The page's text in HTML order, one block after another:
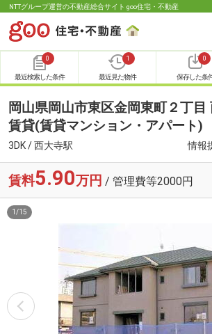
NTTグループ運営の不動産総合サイト goo住宅・不動産
0
最近検索した条件
1
最近見た物件
0
保存した条
岡山県岡山市東区金岡東町２丁目
賃貸(賃貸マンション・アパート)
3DK / 西大寺駅 情報
賃料5.90万円 / 管理費等2000円
1 /15